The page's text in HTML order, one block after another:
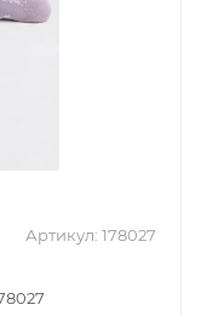
Артикул: 178027